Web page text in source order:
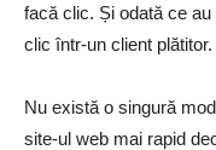
facă clic. Și odată ce
clic într-un client plătitor.
Nu există o singură
site-ul web mai rapid